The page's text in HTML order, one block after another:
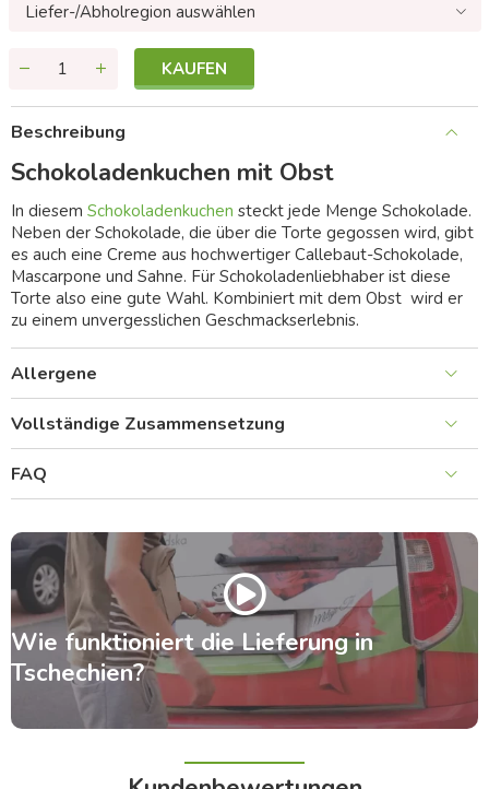
Liefer-/Abholregion auswählen
KAUFEN
Beschreibung
Schokoladenkuchen mit Obst
In diesem Schokoladenkuchen steckt jede Menge Schokolade.
Neben der Schokolade, die über die Torte gegossen wird, gibt
es auch eine Creme aus hochwertiger Callebaut-Schokolade,
Mascarpone und Sahne. Für Schokoladenliebhaber ist diese
Torte also eine gute Wahl. Kombiniert mit dem Obst wird er
zu einem unvergesslichen Geschmackserlebnis.
Allergene
Vollständige Zusammensetzung
FAQ
Wie funktioniert die Lieferung in
Tschechien?